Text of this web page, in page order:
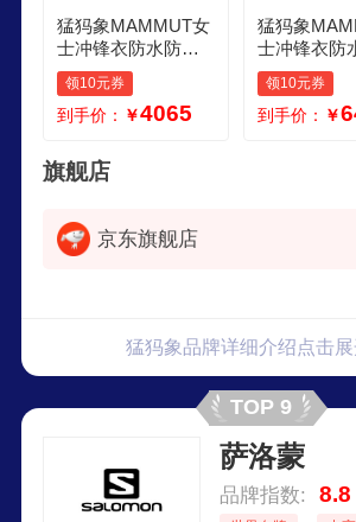
猛犸象MAMMUT女
士冲锋衣防水防风
透气户外夹克连帽
长袖登山服 marine
XS
领10元券
到手价： ￥4065
猛犸象
士冲锋衣防
透气户外外
登山服
领10元券
到手价： ￥
旗舰店
京东旗舰店
猛犸象品牌详细介绍点击展
TOP 9
萨洛蒙
品牌指数: 8.8